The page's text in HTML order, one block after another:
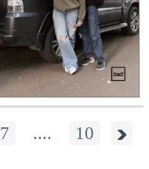
7 .... 10